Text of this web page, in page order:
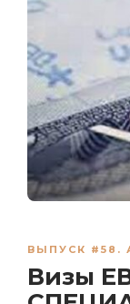
ВЫПУСК #58.
Визы